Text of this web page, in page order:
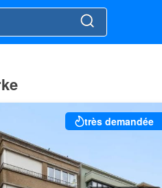
très demandée